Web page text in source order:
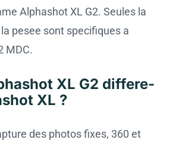
Alphashot XL G2. Seules la
pesee sont specifiques a
MDC.
XL G2 differe-
XL ?
des photos fixes, 360 et